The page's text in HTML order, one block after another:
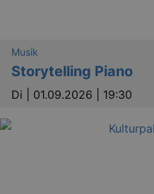
Musik
Storytelling Piano
Di | 01.09.2026 | 19:30